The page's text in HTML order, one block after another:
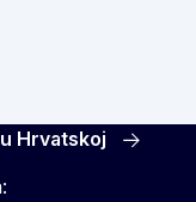
Hrvatskoj